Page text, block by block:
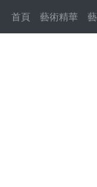
首頁 (current)
藝術精華